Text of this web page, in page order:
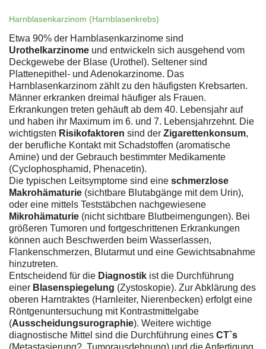
Harnblasenkarzinom (Harnblasenkrebs)
Etwa 90% der Harnblasenkarzinome sind
Urothelkarzinome und entwickeln sich ausgehend vom
Deckgewebe der Blase (Urothel). Seltener sind
Plattenepithel- und Adenokarzinome. Das
Harnblasenkarzinom zählt zu den häufigsten Krebsarten.
Männer erkranken dreimal häufiger als Frauen.
Erkrankungen treten gehäuft ab dem 40. Lebensjahr auf
und haben ihr Maximum im 6. und 7. Lebensjahrzehnt. Die
wichtigsten Risikofaktoren sind der Zigarettenkonsum,
der berufliche Kontakt mit Schadstoffen (aromatische
Amine) und der Gebrauch bestimmter Medikamente
(Cyclophosphamid, Phenacetin).
Die typischen Leitsymptome sind eine schmerzlose
Makrohämaturie (sichtbare Blutabgänge mit dem Urin),
oder eine mittels Teststäbchen nachgewiesene
Mikrohämaturie (nicht sichtbare Blutbeimengungen). Bei
größeren Tumoren und fortgeschrittenen Erkrankungen
können auch Beschwerden beim Wasserlassen,
Flankenschmerzen, Blutarmut und eine Gewichtsabnahme
hinzutreten.
Entscheidend für die Diagnostik ist die Durchführung
einer Blasenspiegelung (Zystoskopie). Zur Abklärung des
oberen Harntraktes (Harnleiter, Nierenbecken) erfolgt eine
Röntgenuntersuchung mit Kontrastmittelgabe
(Ausscheidungsurographie). Weitere wichtige
diagnostische Mittel sind die Durchführung eines CT`s
(Metastasierung?, Tumorausdehnung) und die Anfertigung